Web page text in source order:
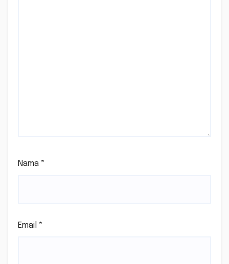
Nama *
Email *